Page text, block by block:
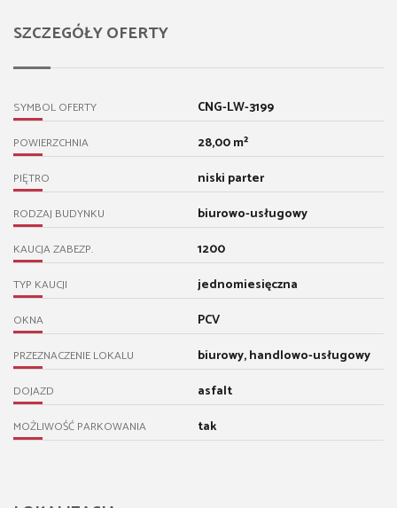
SZCZEGÓŁY OFERTY
SYMBOL OFERTY CNG-LW-3199
POWIERZCHNIA 28,00 m²
PIĘTRO niski parter
RODZAJ BUDYNKU biurowo-usługowy
KAUCJA ZABEZP. 1200
TYP KAUCJI jednomiesięczna
OKNA PCV
PRZEZNACZENIE LOKALU biurowy, handlowo-usługowy
DOJAZD asfalt
MOŻLIWOŚĆ PARKOWANIA tak